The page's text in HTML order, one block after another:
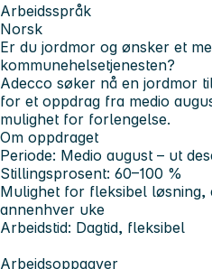
Arbeidsspråk
Norsk
Er du jordmor og ønsker et
kommunehelsetjenesten?
Adecco søker nå en jordmor
for et oppdrag fra medio
mulighet for forlengelse.
Om oppdraget
Periode: Medio august – ut
Stillingsprosent: 60–100 %
Mulighet for fleksibel løsning,
annenhver uke
Arbeidstid: Dagtid, fleksibel
Arbeidsoppgaver